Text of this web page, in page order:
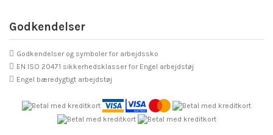
Godkendelser
Godkendelser og symboler for arbejdssko
EN ISO 20471 sikkerhedsklasser for Engel arbejdstøj
Engel bæredygtigt arbejdstøj